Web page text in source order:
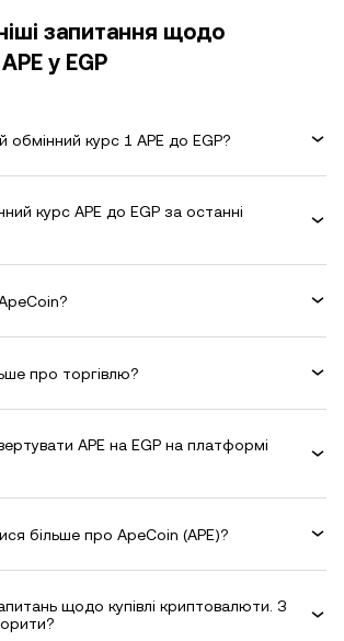
запитання щодо
у EGP
обмінний курс 1 APE до EGP?
курс APE до EGP за останні
про торгівлю?
APE на EGP на платформі
більше про ApeCoin (APE)?
щодо купівлі криптовалюти. З